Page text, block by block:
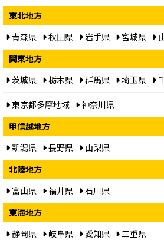
東北地方
青森県
秋田県 岩手県 宮城県
関東地方
茨城県
栃木県 群馬県 埼玉県
東京都多摩地域
神奈川県
甲信越地方
新潟県
長野県
山梨県
北陸地方
富山県
福井県
石川県
東海地方
静岡県
岐阜県 愛知県
三重県